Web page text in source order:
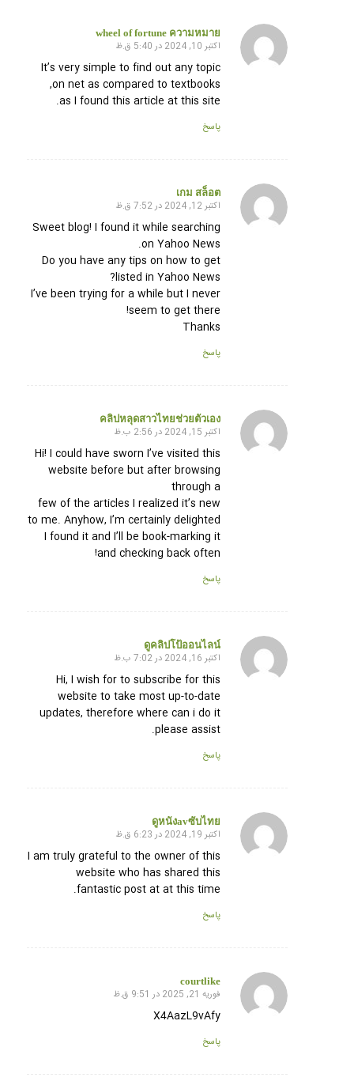
wheel of fortune ความหมาย
گفته:اکتبر 10, 2024 در 5:40 ق.ظ
It’s very simple to find out any topic
on net as compared to textbooks,
as I found this article at this site.
پاسخ
เกม สล็อต
گفته:اکتبر 12, 2024 در 7:52 ق.ظ
Sweet blog! I found it while searching
on Yahoo News.
Do you have any tips on how to get
listed in Yahoo News?
I’ve been trying for a while but I never
seem to get there!
Thanks
پاسخ
คลิปหลุดสาวไทยช่วยตัวเอง
گفته:اکتبر 15, 2024 در 2:56 ب.ظ
Hi! I could have sworn I’ve visited this
website before but after browsing
through a
few of the articles I realized it’s new
to me. Anyhow, I’m certainly delighted
I found it and I’ll be book-marking it
and checking back often!
پاسخ
ดูคลิปโป้ออนไลน์
گفته:اکتبر 16, 2024 در 7:02 ب.ظ
Hi, I wish for to subscribe for this
website to take most up-to-date
updates, therefore where can i do it
please assist.
پاسخ
ดูหนังavซับไทย
گفته:اکتبر 19, 2024 در 6:23 ق.ظ
I am truly grateful to the owner of this
website who has shared this
fantastic post at at this time.
پاسخ
courtlike
گفته:
فوریه 21, 2025 در 9:51 ق.ظ
X4AazL9vAfy
پاسخ